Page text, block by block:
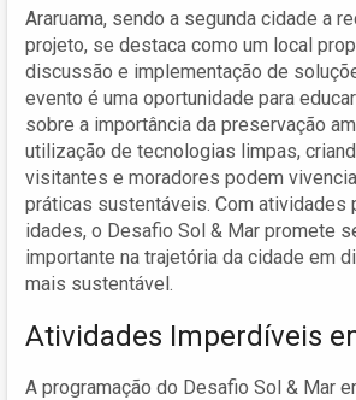
Araruama, sendo a segunda cidade a
projeto, se destaca como um local
discussão e implementação de
evento é uma oportunidade para
sobre a importância da preservação
utilização de tecnologias limpas,
visitantes e moradores podem
práticas sustentáveis. Com atividades
idades, o Desafio Sol & Mar promete
importante na trajetória da cidade em
mais sustentável.
Atividades Imperdíveis
A programação do Desafio Sol & Mar